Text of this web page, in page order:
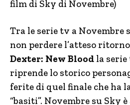
film di Sky di Novembre)
Tra le serie tv a Novembre
non perdere l’atteso
Dexter: New Blood la serie
riprende lo storico
ferite di quel finale che ha
“basiti”. Novembre su Sky